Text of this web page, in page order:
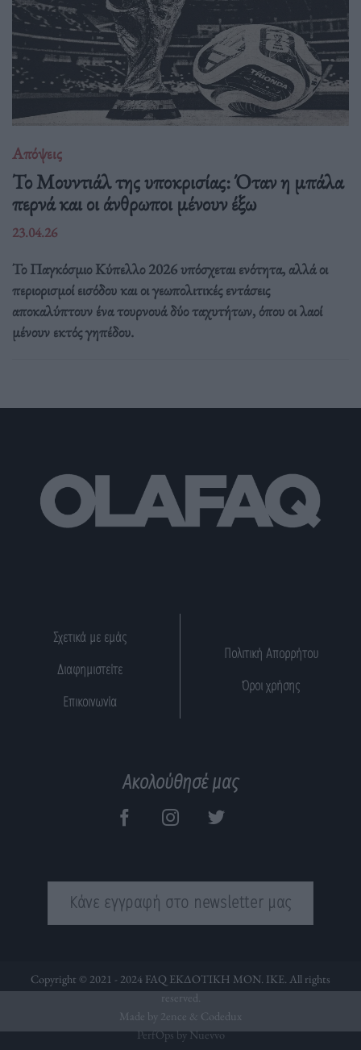
Απόψεις
Το Μουντιάλ της υποκρισίας: Όταν η μπάλα
περνά και οι άνθρωποι μένουν έξω
23.04.26
Το Παγκόσμιο Κύπελλο 2026 υπόσχεται ενότητα, αλλά οι
περιορισμοί εισόδου και οι γεωπολιτικές εντάσεις
αποκαλύπτουν ένα τουρνουά δύο ταχυτήτων, όπου οι λαοί
μένουν εκτός γηπέδου.
Σχετικά με εμάς
Διαφημιστείτε
Επικοινωνία
Πολιτική Απορρήτου
Όροι χρήσης
Ακολούθησέ μας
Κάνε εγγραφή στο newsletter μας
Copyright © 2021 - 2024 FAQ ΕΚΔΟΤΙΚΗ ΜΟΝ. ΙΚΕ. All rights
reserved.
Made by 2ence & Codedux
PerfOps by Nuevvo